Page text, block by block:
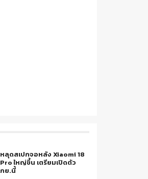
หลุดสเปกจอหลัง Xiaomi 18
Pro ใหญ่ขึ้น เตรียมเปิดตัว
กย.นี้